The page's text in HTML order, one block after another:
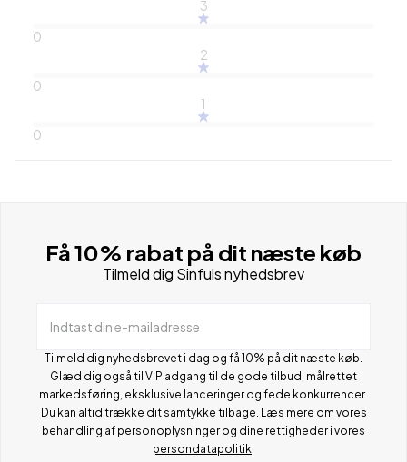
3
0
2
0
1
0
Få 10% rabat på dit næste køb
Tilmeld dig Sinfuls nyhedsbrev
Indtast din e-mailadresse
Tilmeld dig nyhedsbrevet i dag og få 10% på dit næste køb.
Glæd dig også til VIP adgang til de gode tilbud, målrettet
markedsføring, eksklusive lanceringer og fede konkurrencer.
Du kan altid trække dit samtykke tilbage. Læs mere om vores
behandling af personoplysninger og dine rettigheder i vores
persondatapolitik